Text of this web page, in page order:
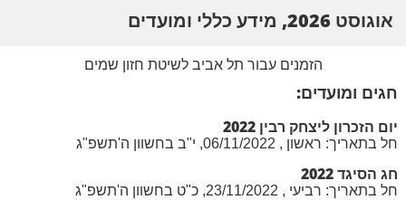
אוגוסט 2026, מידע כללי ומועדים
הזמנים עבור תל אביב לשיטת חזון שמים
חגים ומועדים:
יום הזכרון ליצחק רבין 2022
חל בתאריך: ראשון , 06/11/2022, י"ב בחשוון ה'תשפ"ג
חג הסיגד 2022
חל בתאריך: רביעי , 23/11/2022, כ"ט בחשוון ה'תשפ"ג